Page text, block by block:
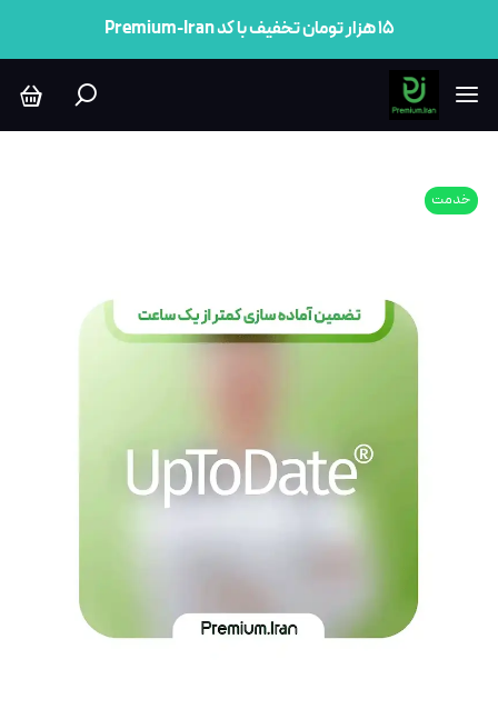
۱۵ هزار تومان تخفیف با کد Premium-Iran
خدمت